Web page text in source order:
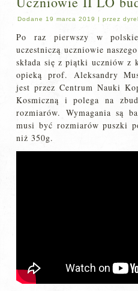
Dodane 19 marca 2019 |przez
Po raz pierwszy w
uczestniczą uczniowie
składa się z piątki uczniów z
opieką prof. Aleksandry
jest przez Centrum Nauki
Kosmiczną i polega na
rozmiarów. Wymagania są
musi być rozmiarów puszki
niż 350g.